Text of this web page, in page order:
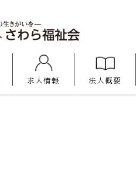
求人情報 法人概要